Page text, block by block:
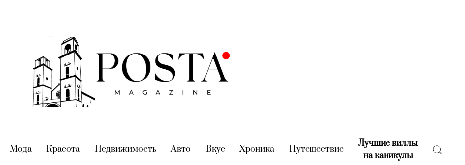
(current)
Мода(current)
Красота (current)
Недвижимость(current)
Авто (current)
Вкус (current)
Хроника (current)
Путешествие(current)
Лучшие виллы
на каникулы(current)